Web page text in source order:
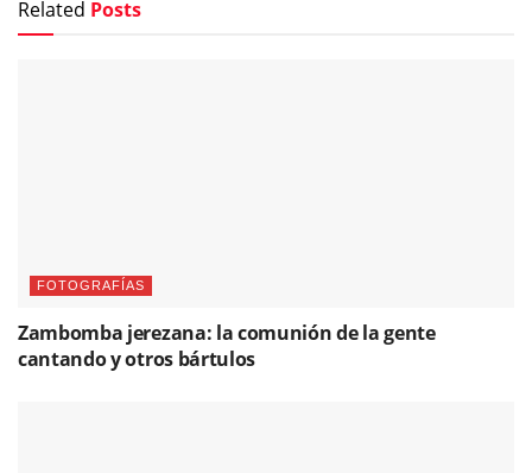
Related Posts
FOTOGRAFÍAS
Zambomba jerezana: la comunión de la gente
cantando y otros bártulos